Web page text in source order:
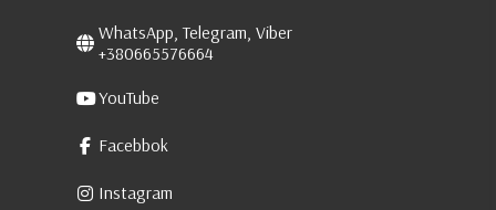
WhatsApp, Telegram, Viber
+380665576664
YouTube
Facebbok
Instagram